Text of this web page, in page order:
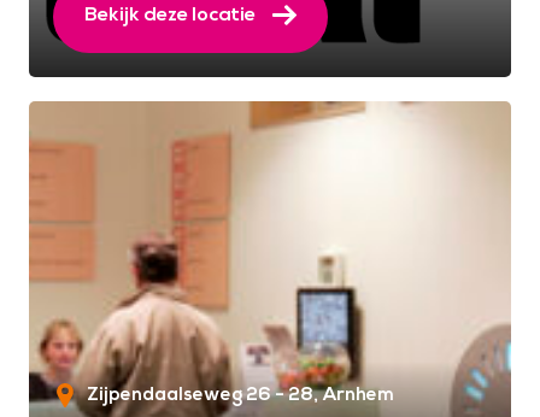
Bekijk deze locatie
Zijpendaalseweg 26 - 28 Arnhem